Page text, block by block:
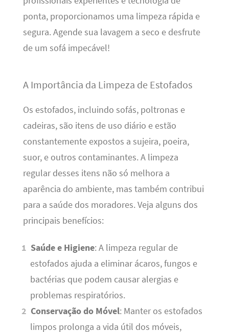
ponta, proporcionamos uma limpeza rápida e
segura. Agende sua lavagem a seco e desfrute
de um sofá impecável!
A Importância da Limpeza de Estofados
Os estofados, incluindo sofás, poltronas e
cadeiras, são itens de uso diário e estão
constantemente expostos a sujeira, poeira,
suor, e outros contaminantes. A limpeza
regular desses itens não só melhora a
aparência do ambiente, mas também contribui
para a saúde dos moradores. Veja alguns dos
principais benefícios:
Saúde e Higiene: A limpeza regular de
estofados ajuda a eliminar ácaros, fungos e
bactérias que podem causar alergias e
problemas respiratórios.
Conservação do Móvel: Manter os estofados
limpos prolonga a vida útil dos móveis,